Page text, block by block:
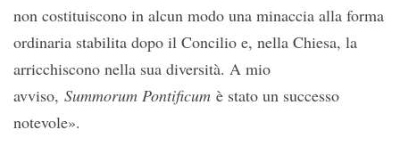
non costituiscono in alcun modo una minaccia alla forma
ordinaria stabilita dopo il Concilio e, nella Chiesa, la
arricchiscono nella sua diversità. A mio
avviso, Summorum Pontificum è stato un successo
notevole».